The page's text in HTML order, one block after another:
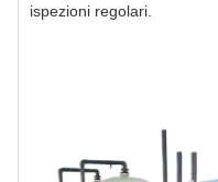
ispezioni regolari.